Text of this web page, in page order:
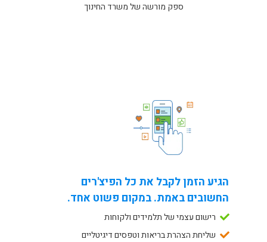
ספק מורשה של משרד החינוך
הגיע הזמן לקבל את כל הפיצ'רים
החשובים באמת. במקום פשוט אחד.
רישום עצמי של תלמידים ולקוחות
שליחת הצהרת בריאות וטפסים דיגיטליים